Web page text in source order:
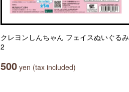
クレヨンしんちゃん フェイスぬいぐるみ
2
500 yen (tax included)